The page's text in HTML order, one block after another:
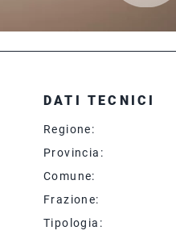
DATI TECNICI
Regione:
Provincia:
Comune:
Frazione:
Tipologia: